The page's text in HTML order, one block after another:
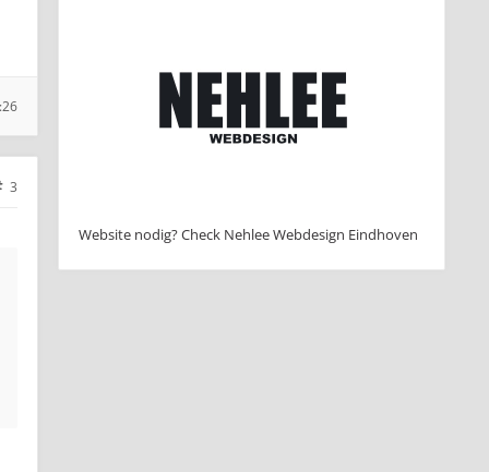
3
Website nodig? Check Nehlee Webdesign Eindhoven